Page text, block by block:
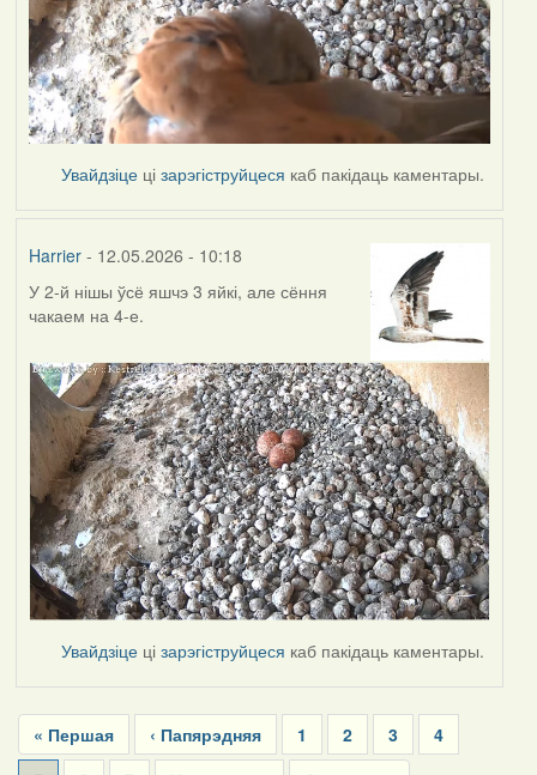
Увайдзіце цізарэгіструйцеся каб пакідаць каментары.
Harrier- 12.05.2026 - 10:18
У 2-й нішы ўсё яшчэ 3 яйкі, але сёння
чакаем на 4-е.
Увайдзіце цізарэгіструйцеся каб пакідаць каментары.
Pagination
First
page
« Першая
Previous
page
‹ Папярэдняя Page
1 Page
2 Page
3 Page
4